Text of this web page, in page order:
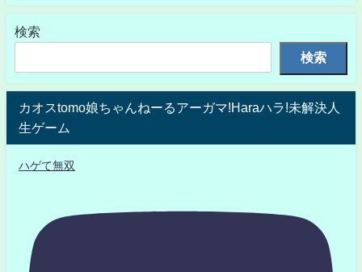
検索
検索
カオスtomo娘ちゃんねーるアーガマ!Haraハラ!未解決人
生ゲーム
ハゲて無双